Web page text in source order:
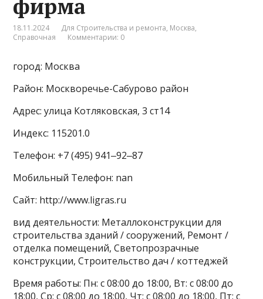
фирма
18.11.2024 Для Строительства и ремонта, Москва,
Справочная
Комментарии: 0
город: Москва
Район: Москворечье-Сабурово район
Адрес: улица Котляковская, 3 ст14
Индекс: 115201.0
Телефон: +7 (495) 941‒92‒87
Мобильный Телефон: nan
Сайт: http://www.ligras.ru
вид деятельности: Металлоконструкции для
строительства зданий / сооружений, Ремонт /
отделка помещений, Светопрозрачные
конструкции, Строительство дач / коттеджей
Время работы: Пн: с 08:00 до 18:00, Вт: с 08:00 до
18:00, Ср: с 08:00 до 18:00, Чт: с 08:00 до 18:00, Пт: с